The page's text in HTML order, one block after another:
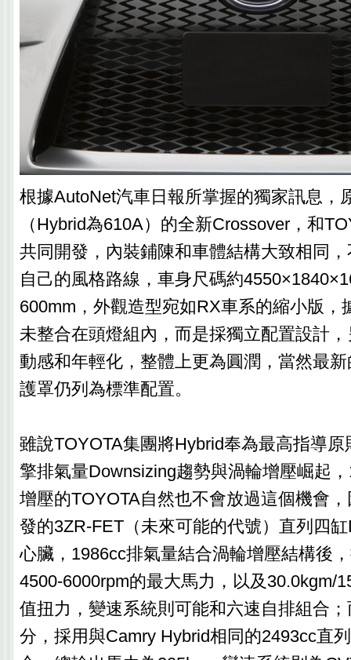
根據AutoNet汽車日報所掌握的獨家訊息，
（Hybrid為610A）的全新Crossover，和
共同開發，內裝鋪陳和車體結構大致相同
自己的風格路線，車身尺碼約
600mm，外觀造型宛如RX車系的縮小版，
未整合在頭燈組內，而是採獨立配置設計
動感和年輕化，整體上更為圓潤，當然最
護罩仍列為標準配置。
雖說TOYOTA集團將Hybrid奉為最高指導
擎排氣量Downsizing趨勢與渦輪增壓崛起
增壓的TOYOTA自然也不會放過這個機會
發的3ZR-FET（未來可能的代號）直列四
心臟，1986cc排氣量結合渦輪增壓結構後
4500-6000rpm的最大馬力，以及30.0kgm/
值扭力，變速系統則可能和六速自排組合
分，採用與Camry Hybrid相同的2493cc直